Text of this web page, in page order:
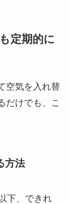
定期的に
空気を入れ替
だけでも、こ
方法
下、できれ